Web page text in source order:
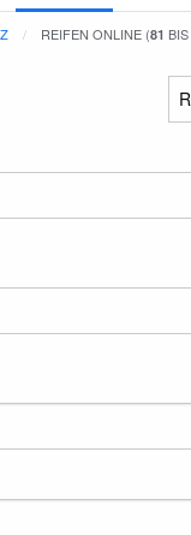
REIFEN ONLINE (81 BIS